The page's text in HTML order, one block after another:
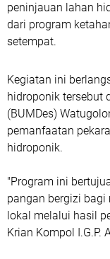
peninjauan lahan
dari program
setempat.
Kegiatan ini
hidroponik tersebut
(BUMDes)
pemanfaatan
hidroponik.
"Program ini
pangan bergizi bagi
lokal melalui hasil
Krian Kompol I.G.P.